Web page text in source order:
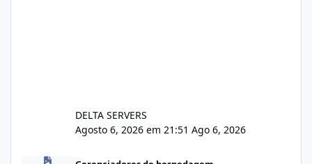
DELTA SERVERS
Agosto 6, 2026 em 21:51 Ago 6, 2026
Isistem 9.8 API CentOS Web Panel